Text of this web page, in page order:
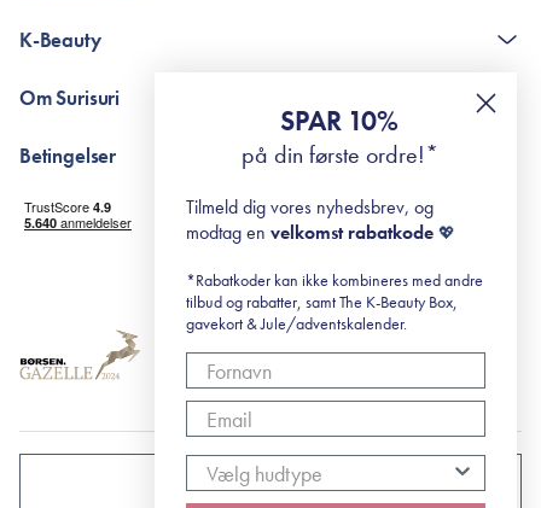
The K-Beauty Box - spørgsmål og svar
RE-ZIP
K-Beauty
Retinol for begyndere
surisuri's mini guide til rosacea
Om Surisuri
Black Friday
Betingelser
Levering og returnering
Handelsbetingelser
Abonnementsbetingelser
DANMARK
SPAR 10%
på din første ordre!*
Tilmeld dig vores nyhedsbrev, og
modtag en velkomst rabatkode 💖
*Rabatkoder kan ikke kombineres med andre
tilbud og rabatter, samt The K-Beauty Box,
gavekort & Jule/adventskalender.